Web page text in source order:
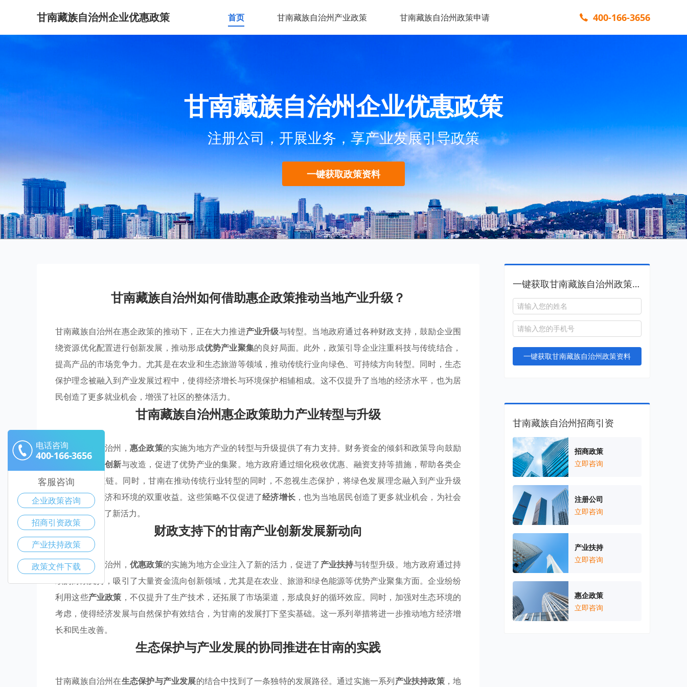
甘南藏族自治州企业优惠政策 首页 甘南藏族自治州产业政策 甘南藏族自治州政策申请 400-166-3656
甘南藏族自治州企业优惠政策
注册公司，开展业务，享产业发展引导政策
一键获取政策资料
甘南藏族自治州如何借助惠企政策推动当地产业升级？
甘南藏族自治州在惠企政策的推动下，正在大力推进产业升级与转型。当地政府通过各种财政支持，鼓励企业围
绕资源优化配置进行创新发展，推动形成优势产业聚集的良好局面。此外，政策引导企业注重科技与传统结合，
提高产品的市场竞争力。尤其是在农业和生态旅游等领域，推动传统行业向绿色、可持续方向转型。同时，生态
保护理念被融入到产业发展过程中，使得经济增长与环境保护相辅相成。这不仅提升了当地的经济水平，也为居
民创造了更多就业机会，增强了社区的整体活力。
甘南藏族自治州惠企政策助力产业转型与升级
在甘南藏族自治州， 惠企政策的实施为地方产业的转型与升级提供了有力支持。财务资金的倾斜和政策导向鼓励
企业积极参与创新与改造，促进了优势产业的集聚。地方政府通过细化税收优惠、融资支持等措施，帮助各类企
业提升其价值链。同时，甘南在推动传统行业转型的同时，不忽视生态保护，将绿色发展理念融入到产业升级
中，以实现经济和环境的双重收益。这些策略不仅促进了经济增长 ，也为当地居民创造了更多就业机会，为社会
整体发展注入了新活力。
财政支持下的甘南产业创新发展新动向
在甘南藏族自治州， 优惠政策的实施为地方企业注入了新的活力，促进了产业扶持与转型升级。地方政府通过持
续的财政支持，吸引了大量资金流向创新领域，尤其是在农业、旅游和绿色能源等优势产业聚集方面。企业纷纷
利用这些产业政策 ，不仅提升了生产技术，还拓展了市场渠道，形成良好的循环效应。同时，加强对生态环境的
考虑，使得经济发展与自然保护有效结合，为甘南的发展打下坚实基础。这一系列举措将进一步推动地方经济增
长和民生改善。
生态保护与产业发展的协同推进在甘南的实践
甘南藏族自治州在生态保护与产业发展的结合中找到了一条独特的发展路径。通过实施一系列产业扶持政策，地
一键获取甘南藏族自治州政策资料
一键获取甘南藏族自治州政策资料
甘南藏族自治州招商引资
招商政策
立即咨询
注册公司
立即咨询
产业扶持
立即咨询
惠企政策
立即咨询
电话咨询
400-166-3656
客服咨询
企业政策咨询
招商引资政策
产业扶持政策
政策文件下载